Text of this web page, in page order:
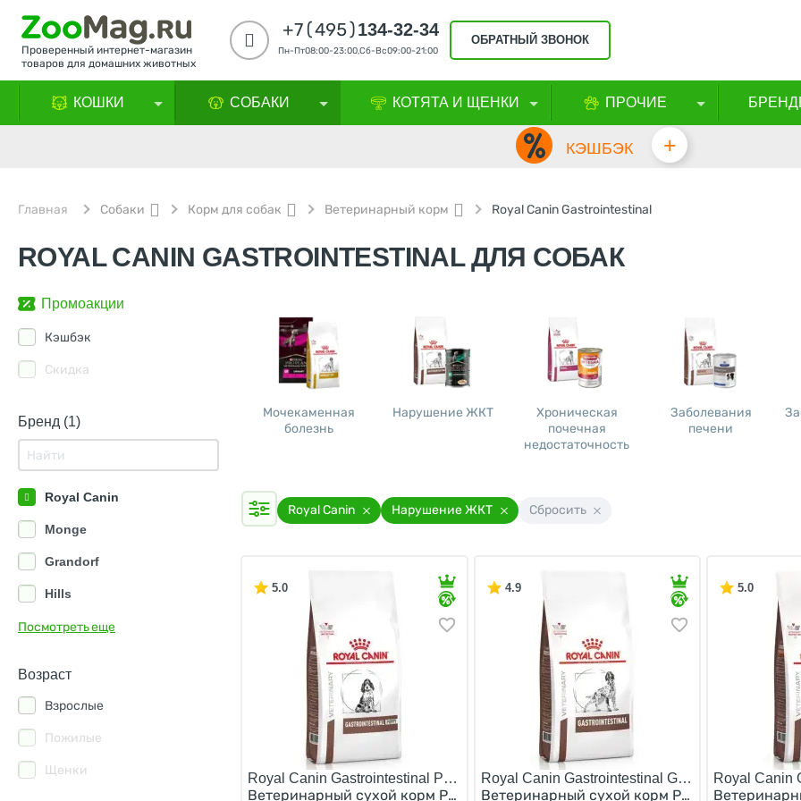
Проверенный интернет-магазин
товаров для домашних животных
+7(495)134-32-34
Пн-Пт08:00-23:00,Сб-Вс09:00-21:00
ОБРАТНЫЙ ЗВОНОК
КОШКИ СОБАКИ КОТЯТА И ЩЕНКИ ПРОЧИЕ
КЭШБЭК +
Главная Собаки Корм для собак Ветеринарный корм Royal Canin Gastrointestinal
ROYAL CANIN GASTROINTESTINAL ДЛЯ СОБАК
Промоакции
Кэшбэк
Скидка
Бренд (1)
Royal Canin
Monge
Grandorf
Hills
Farmina
Посмотреть еще
Возраст
Взрослые
Пожилые
Щенки
Мочекаменная
болезнь
Нарушение ЖКТ
Хроническая
почечная
недостаточность
Заболевания
печени
Royal Canin Нарушение ЖКТ Сбросить
5.0
Royal Canin Gastrointestinal Puppy/
Ветеринарный сухой корм Роял Канин Гастро Интестинал для Щенков при
4.9
Royal Canin Gastrointestinal GI25/
Ветеринарный сухой корм Роял Канин
5.0
Royal Canin